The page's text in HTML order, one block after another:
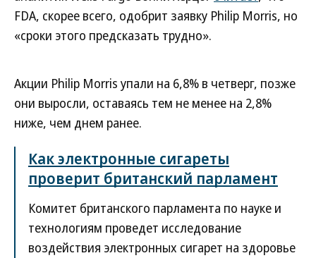
FDA, скорее всего, одобрит заявку Philip Morris, но
«сроки этого предсказать трудно».
Акции Philip Morris упали на 6,8% в четверг, позже
они выросли, оставаясь тем не менее на 2,8%
ниже, чем днем ранее.
Как электронные сигареты
проверит британский парламент
Комитет британского парламента по науке и
технологиям проведет исследование
воздействия электронных сигарет на здоровье